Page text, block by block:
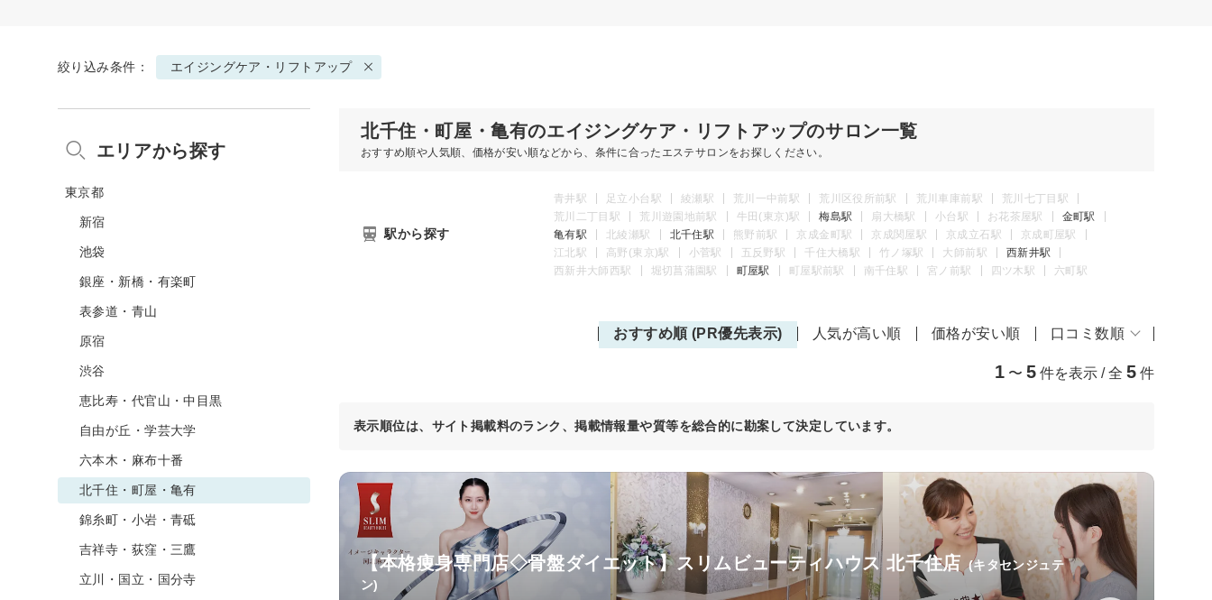
絞り込み条件： エイジングケア・リフトアップ
北千住・町屋・亀有のエイジングケア・リフトアップのサロン一覧
おすすめ順や人気順、価格が安い順などから、条件に合ったエステサロンをお探しください。
駅から探す
青井駅 足立小台駅 綾瀬駅 荒川一中前駅 荒川区役所前駅 荒川車庫前駅
荒川七丁目駅
荒川二丁目駅
荒川遊園地前駅 牛田(東京)駅 梅島駅 扇大橋駅 小台駅 お花茶屋駅
金町駅
亀有駅
北綾瀬駅 北千住駅 熊野前駅 京成金町駅 京成関屋駅 京成立石駅
京成町屋駅
江北駅
高野(東京)駅 小菅駅 五反野駅 千住大橋駅 竹ノ塚駅 大師前駅
西新井駅
西新井大師西駅
堀切菖蒲園駅 町屋駅 町屋駅前駅 南千住駅 宮ノ前駅 四ツ木駅 六町駅
おすすめ順 (PR優先表示) 人気が高い順 価格が安い順 口コミ数順
1 〜 5 件を表示 / 全 5 件
表示順位は、サイト掲載料のランク、掲載情報量や質等を総合的に勘案して決定しています。
【本格痩身専門店◇骨盤ダイエット】スリムビューティハウス 北千住店 (キタセンジュテ
ン)
エリアから探す
東京都
新宿
池袋
銀座・新橋・有楽町
表参道・青山
原宿
渋谷
恵比寿・代官山・中目黒
自由が丘・学芸大学
六本木・麻布十番
北千住・町屋・亀有
錦糸町・小岩・青砥
吉祥寺・荻窪・三鷹
立川・国立・国分寺